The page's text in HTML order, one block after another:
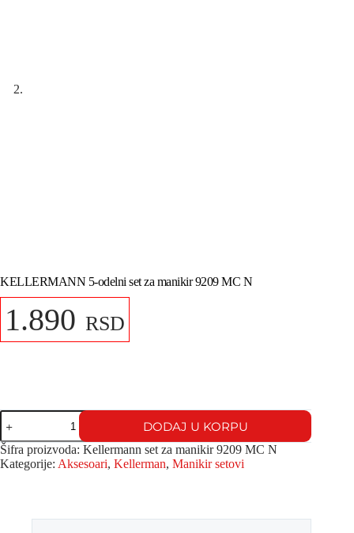
KELLERMANN 5-odelni set za manikir 9209 MC N
1.890 RSD
DODAJ U KORPU
Šifra proizvoda: Kellermann set za manikir 9209 MC N
Kategorije: Aksesoari, Kellerman, Manikir setovi